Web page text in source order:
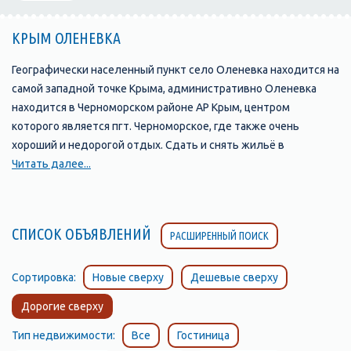
КРЫМ ОЛЕНЕВКА
Географически населенный пункт село Оленевка находится на
самой западной точке Крыма, административно Оленевка
находится в Черноморском районе АР Крым, центром
которого является пгт. Черноморское, где также очень
хороший и недорогой отдых. Сдать и снять жильё в
Черноморске можно Ландшафт Оленевки представлен
великолепными песчаными пляжами. В недалеком прошлом
это было небольшое село, а в настоящее время здесь
довольно крупный курортный центр. Все дело в том, что
местное побережье - место встречи для любителей
подводного плавания. В связи с этим все пансионаты
Оленевки соориентированы под них: предлагается прокат
Читать далее...
СПИСОК ОБЪЯВЛЕНИЙ РАСШИРЕННЫЙ ПОИСК
Сортировка: Новые сверху Дешевые сверху
Дорогие сверху
Тип недвижимости: Все Гостиница